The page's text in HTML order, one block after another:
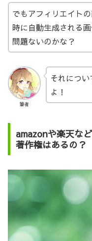
でもアフィリエイト
時に自動生成される
問題ないのかな？
筆者
それにつ
よ！
amazonや楽天な
著作権はあるの？